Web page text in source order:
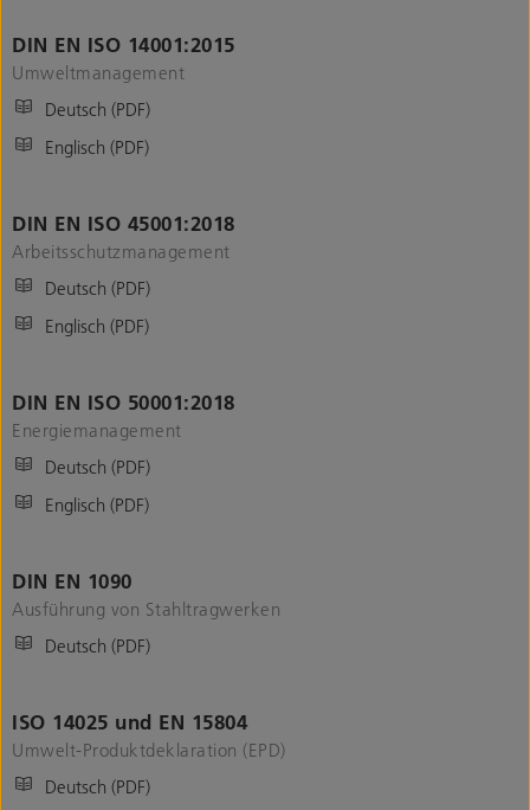
DIN EN ISO 14001:2015
Umweltmanagement
Deutsch (PDF)
Englisch (PDF)
DIN EN ISO 45001:2018
Arbeitsschutzmanagement
Deutsch (PDF)
Englisch (PDF)
DIN EN ISO 50001:2018
Energiemanagement
Deutsch (PDF)
Englisch (PDF)
DIN EN 1090
Ausführung von Stahltragwerken
Deutsch (PDF)
ISO 14025 und EN 15804
Umwelt-Produktdeklaration (EPD)
Deutsch (PDF)